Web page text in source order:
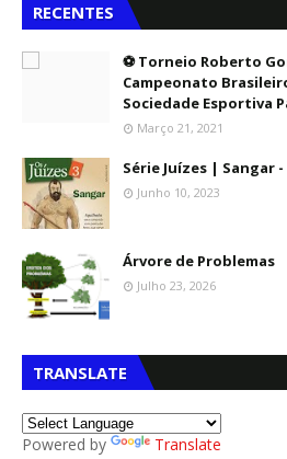
RECENTES
⚽ Torneio Roberto
Campeonato
Sociedade Esportiva
Março 21, 2021
Série Juízes | Sangar
Junho 10, 2023
Árvore de Problemas
Julho 23, 2026
TRANSLATE
Powered by Translate